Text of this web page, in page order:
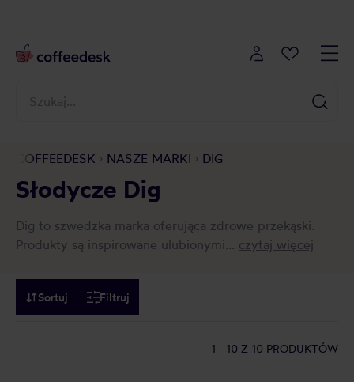
COFFEEDESK NASZE MARKI DIG
Słodycze Dig
Dig to szwedzka marka oferująca zdrowe przekąski.
Produkty są inspirowane ulubionymi... czytaj więcej
Sortuj Filtruj
1 - 10 Z 10 PRODUKTÓW